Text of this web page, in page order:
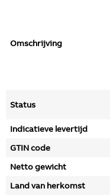
Omschrijving
Status
Indicatieve levertijd
GTIN code
Netto gewicht
Land van herkomst